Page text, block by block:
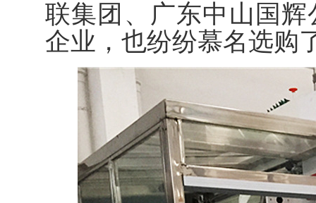
联集团、广东中山国
企业，也纷纷慕名选购